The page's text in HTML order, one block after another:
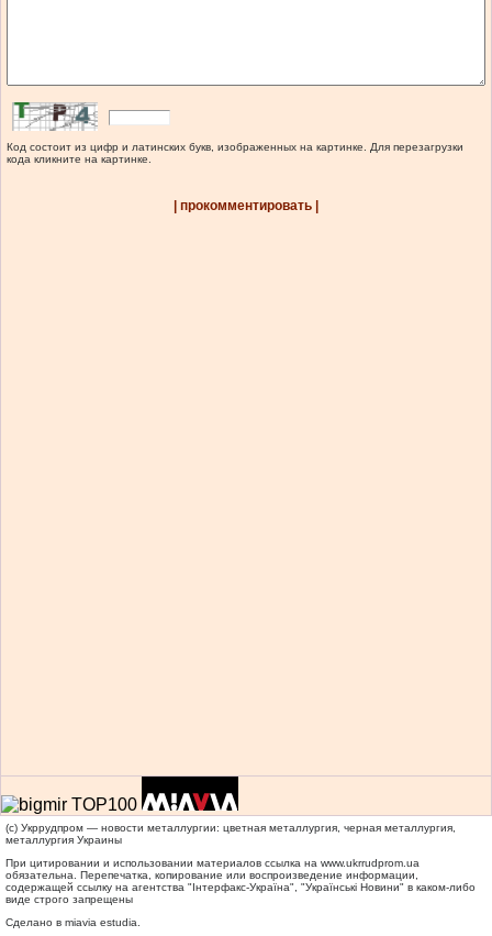
Код состоит из цифр и латинских букв, изображенных на картинке. Для перезагрузки
кода кликните на картинке.
| прокомментировать |
(c) Укррудпром — новости металлургии: цветная металлургия, черная металлургия,
металлургия Украины
При цитировании и использовании материалов ссылка на www.ukrrudprom.ua
обязательна. Перепечатка, копирование или воспроизведение информации,
содержащей ссылку на агентства "Iнтерфакс-Україна", "Українськi Новини" в каком-либо
виде строго запрещены
Сделано в miavia estudia.